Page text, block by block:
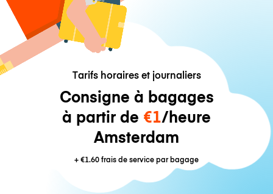
Tarifs horaires et journaliers
Consigne à bagages
à partir de €1/heure
Amsterdam
+€1.60frais de service par bagage